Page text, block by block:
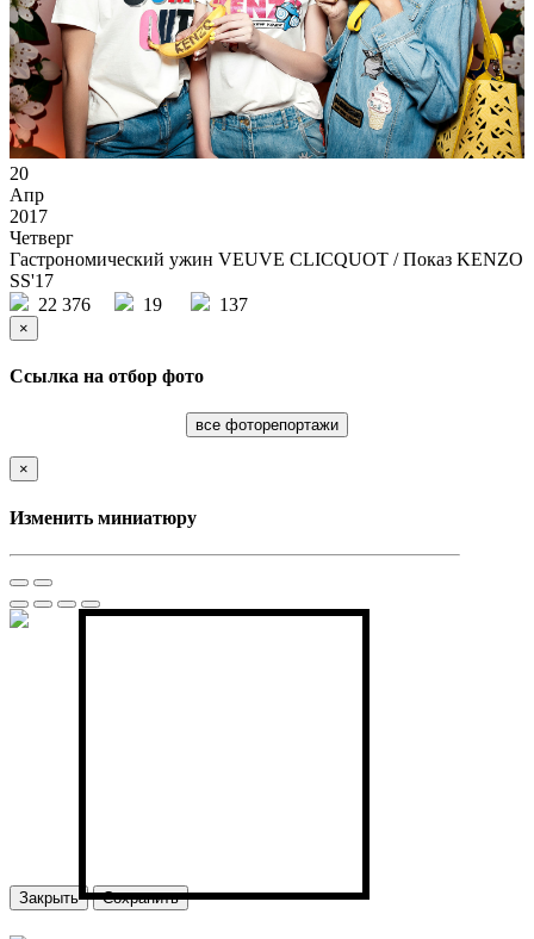
20
Апр
2017
Четверг
Гастрономический ужин VEUVE CLICQUOT / Показ KENZO
SS'17
22 376
19 137
×
Ссылка на отбор фото
все фоторепортажи
×
Изменить миниатюру
Закрыть Сохранить